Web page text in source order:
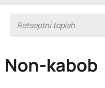
Non-kabob